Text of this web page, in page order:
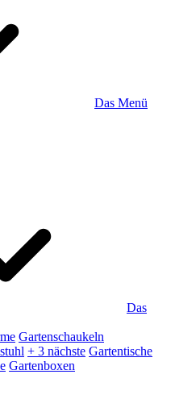
Das Menü
Das
Gartenschaukeln
+ 3 nächste Gartentische
Gartenboxen